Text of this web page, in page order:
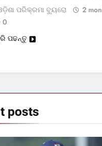
ପରିକ୍ରମା ବ୍ୟୁରୋ
2
0
ପଢନ୍ତୁ
posts